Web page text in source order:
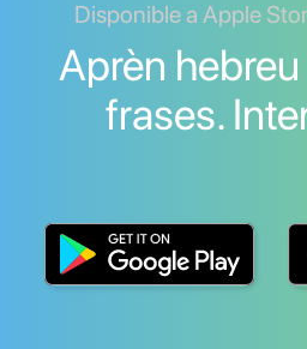
Disponible a Apple
Aprèn
frases.